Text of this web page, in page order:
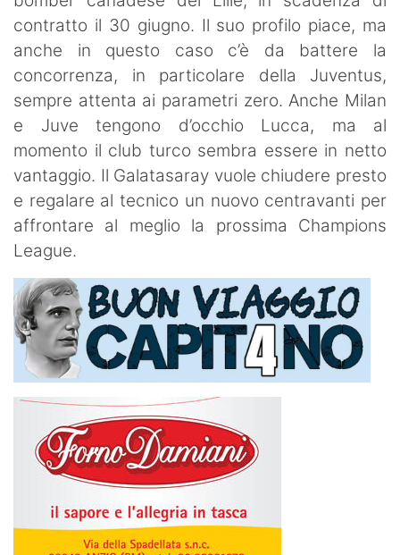
contratto il 30 giugno. Il suo profilo piace, ma
anche in questo caso c’è da battere la
concorrenza, in particolare della Juventus,
sempre attenta ai parametri zero. Anche Milan
e Juve tengono d’occhio Lucca, ma al
momento il club turco sembra essere in netto
vantaggio. Il Galatasaray vuole chiudere presto
e regalare al tecnico un nuovo centravanti per
affrontare al meglio la prossima Champions
League.